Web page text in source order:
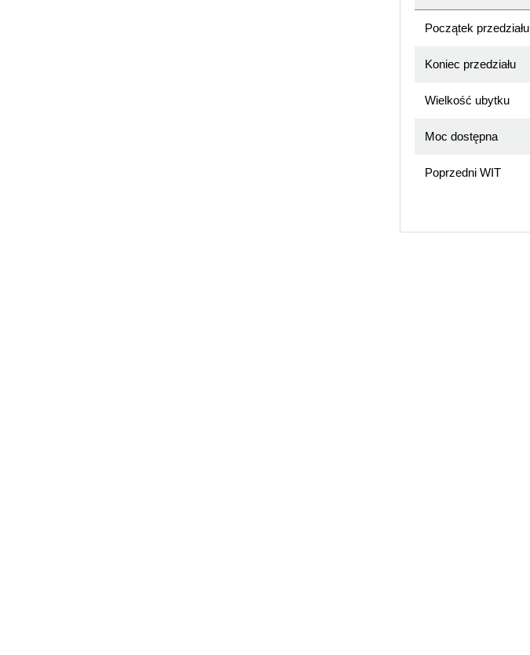
Początek przedziału
Koniec przedziału
Wielkość ubytku
Moc dostępna
Poprzedni WIT